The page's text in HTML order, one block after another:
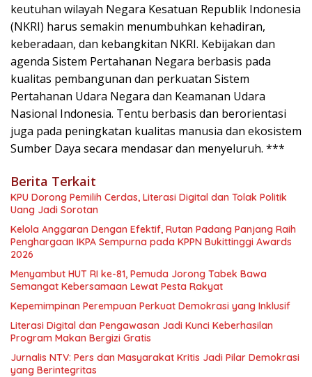
keutuhan wilayah Negara Kesatuan Republik Indonesia
(NKRI) harus semakin menumbuhkan kehadiran,
keberadaan, dan kebangkitan NKRI. Kebijakan dan
agenda Sistem Pertahanan Negara berbasis pada
kualitas pembangunan dan perkuatan Sistem
Pertahanan Udara Negara dan Keamanan Udara
Nasional Indonesia. Tentu berbasis dan berorientasi
juga pada peningkatan kualitas manusia dan ekosistem
Sumber Daya secara mendasar dan menyeluruh. ***
Berita Terkait
KPU Dorong Pemilih Cerdas, Literasi Digital dan Tolak Politik
Uang Jadi Sorotan
Kelola Anggaran Dengan Efektif, Rutan Padang Panjang Raih
Penghargaan IKPA Sempurna pada KPPN Bukittinggi Awards
2026
Menyambut HUT RI ke-81, Pemuda Jorong Tabek Bawa
Semangat Kebersamaan Lewat Pesta Rakyat
Kepemimpinan Perempuan Perkuat Demokrasi yang Inklusif
Literasi Digital dan Pengawasan Jadi Kunci Keberhasilan
Program Makan Bergizi Gratis
Jurnalis NTV: Pers dan Masyarakat Kritis Jadi Pilar Demokrasi
yang Berintegritas